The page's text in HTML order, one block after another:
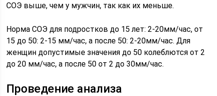
СОЭ выше, чем у мужчин, так как их меньше.
Норма СОЭ для подростков до 15 лет: 2-20мм/час, от
15 до 50: 2-15 мм/час, а после 50: 2-20мм/час. Для
женщин допустимые значения до 50 колеблются от 2
до 20 мм/час, а после 50 от 2 до 30мм/час.
Проведение анализа